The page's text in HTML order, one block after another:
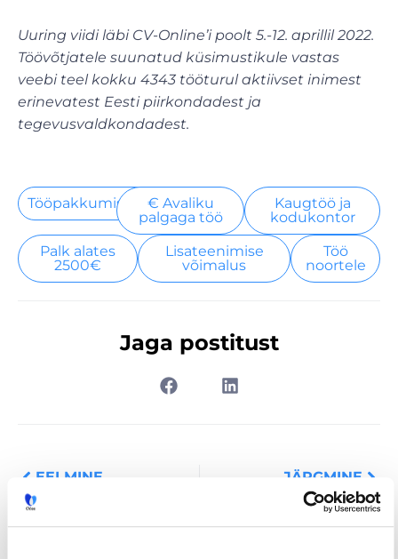
Uuring viidi läbi CV-Online’i poolt 5.-12. aprillil 2022.
Töövõtjatele suunatud küsimustikule vastas
veebi teel kokku 4343 tööturul aktiivset inimest
erinevatest Eesti piirkondadest ja
tegevusvaldkondadest.
Tööpakkumised
€ Avaliku
palgaga töö
Kaugtöö ja
kodukontor
Palk alates
2500€
Lisateenimise
võimalus
Töö
noortele
Jaga postitust
EELMINE JÄRGMINE